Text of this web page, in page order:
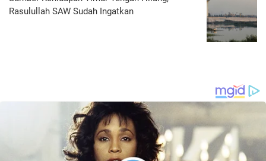
Rasulullah SAW Sudah Ingatkan